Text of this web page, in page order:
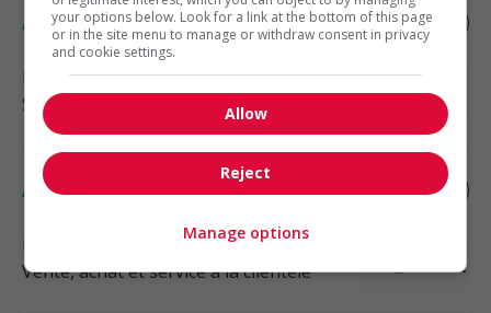
Administrative support associate
Rouyn-Noranda, QC
Soutien administratif
Associé, cour à bois
, QC
Vente, achat et service à la clientèle
your options below. Look for a link at the bottom of this page
or in the site menu to manage or withdraw consent in privacy
and cookie settings.
Allow
Reject
Manage options